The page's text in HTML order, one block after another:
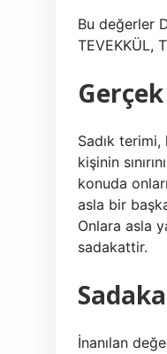
Bu değerler
TEVEKKÜL,
Sadık
kişinin
konuda
asla bir
Onlara asla
sadakattir.
İnanılan